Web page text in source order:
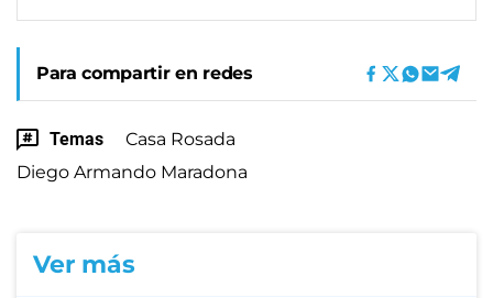
Para compartir en redes
Temas
Casa Rosada
Diego Armando Maradona
Ver más